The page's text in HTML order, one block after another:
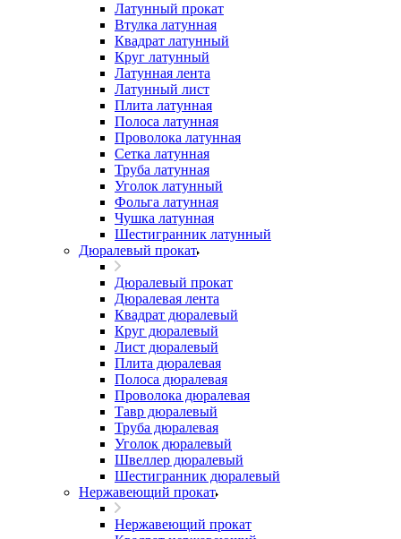
Латунный прокат
Втулка латунная
Квадрат латунный
Круг латунный
Латунная лента
Латунный лист
Плита латунная
Полоса латунная
Проволока латунная
Сетка латунная
Труба латунная
Уголок латунный
Фольга латунная
Чушка латунная
Шестигранник латунный
Дюралевый прокат
Дюралевый прокат
Дюралевая лента
Квадрат дюралевый
Круг дюралевый
Лист дюралевый
Плита дюралевая
Полоса дюралевая
Проволока дюралевая
Тавр дюралевый
Труба дюралевая
Уголок дюралевый
Швеллер дюралевый
Шестигранник дюралевый
Нержавеющий прокат
Нержавеющий прокат